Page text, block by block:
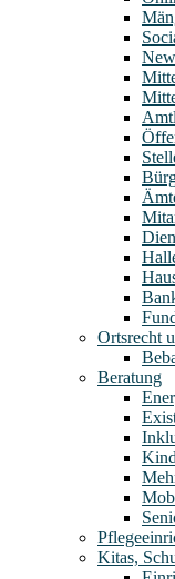
Ortsrecht
Beratung
Kitas,